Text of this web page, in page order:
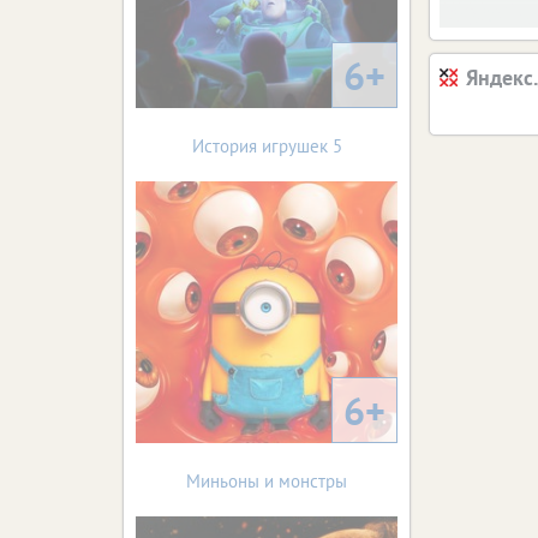
6+
История игрушек 5
6+
Миньоны и монстры